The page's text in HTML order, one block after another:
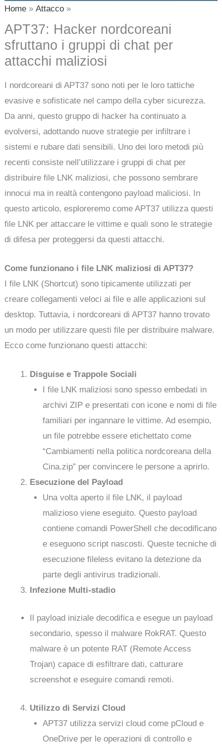
Home Attacco
APT37: Hacker nordcoreani
sfruttano i gruppi di chat per
attacchi maliziosi
I nordcoreani di APT37 sono noti per le loro tattiche
evasive e sofisticate nel campo della cyber sicurezza.
Da anni, questo gruppo di hacker ha continuato a
evolversi, adottando nuove strategie per infiltrare i
sistemi e rubare dati sensibili. Uno dei loro metodi più
recenti consiste nell’utilizzare i gruppi di chat per
distribuire file LNK maliziosi, che possono sembrare
innocui ma in realtà contengono payload maliciosi. In
questo articolo, esploreremo come APT37 utilizza questi
file LNK per attaccare le vittime e quali sono le strategie
di difesa per proteggersi da questi attacchi.
Come funzionano i file LNK maliziosi di APT37?
I file LNK (Shortcut) sono tipicamente utilizzati per
creare collegamenti veloci ai file e alle applicazioni sul
desktop. Tuttavia, i nordcoreani di APT37 hanno trovato
un modo per utilizzare questi file per distribuire malware.
Ecco come funzionano questi attacchi:
Disguise e Trappole Sociali
I file LNK maliziosi sono spesso embedati in
archivi ZIP e presentati con icone e nomi di file
familiari per ingannare le vittime. Ad esempio,
un file potrebbe essere etichettato come
“Cambiamenti nella politica nordcoreana della
Cina.zip” per convincere le persone a aprirlo.
Esecuzione del Payload
Una volta aperto il file LNK, il payload
malizioso viene eseguito. Questo payload
contiene comandi PowerShell che decodificano
e eseguono script nascosti. Queste tecniche di
esecuzione fileless evitano la detezione da
parte degli antivirus tradizionali.
Infezione Multi-stadio
Il payload iniziale decodifica e esegue un payload
secondario, spesso il malware RokRAT. Questo
malware è un potente RAT (Remote Access
Trojan) capace di esfiltrare dati, catturare
screenshot e eseguire comandi remoti.
Utilizzo di Servizi Cloud
APT37 utilizza servizi cloud come pCloud e
OneDrive per le operazioni di controllo e